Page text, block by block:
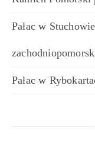
Pałac w
Pałac w